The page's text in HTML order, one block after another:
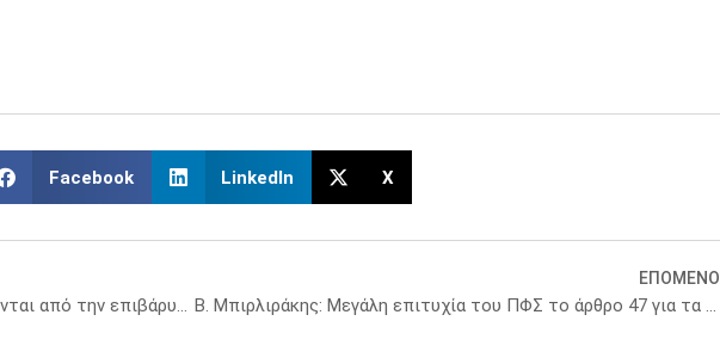
Facebook LinkedIn X
Διαγνωστικές εξετάσεις: Ποιοι εξαιρούνται από την επιβάρυνση των 3 ευρώ – Όλες οι παθήσεις
ΕΠΟΜΕΝΟ
Β. Μπιρλιράκης: Μεγάλη επιτυχία του ΠΦΣ το άρθρο 47 για τα εμβόλια